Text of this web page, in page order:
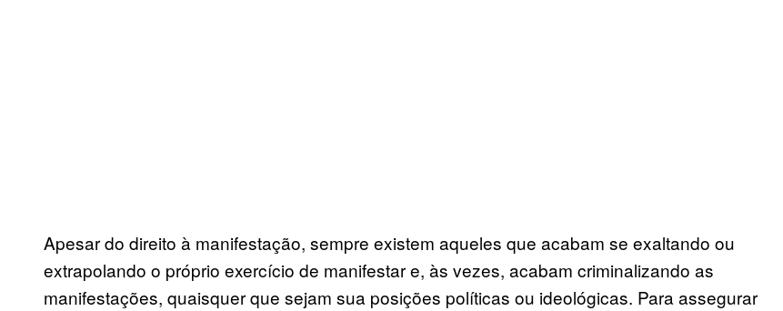
Apesar do direito à manifestação, sempre existem aqueles que acabam se exaltando ou
extrapolando o próprio exercício de manifestar e, às vezes, acabam criminalizando as
manifestações, quaisquer que sejam sua posições políticas ou ideológicas. Para assegurar